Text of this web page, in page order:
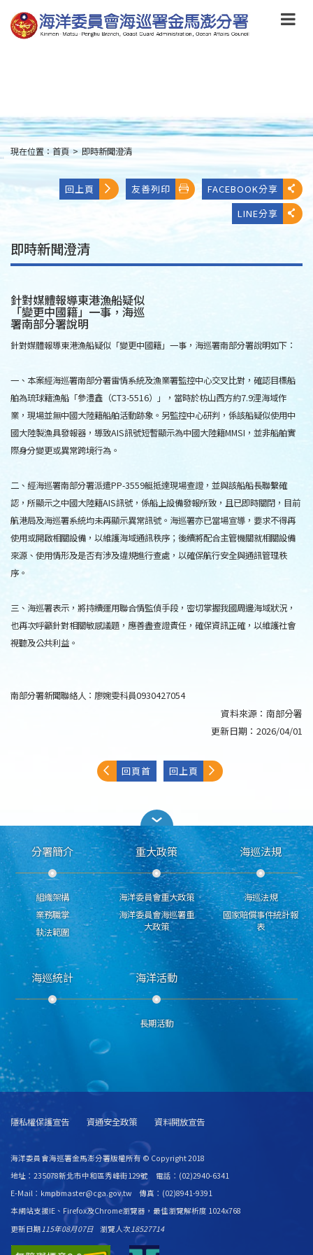
到
主
要
:::
現在位置：首頁 > 即時新聞澄清
回上頁 友善列印
FACEBOOK分享
LINE分享
即時新聞澄清
針對媒體報導東港漁船疑似
「變更中國籍」一事，海巡
署南部分署說明
針對媒體報導東港漁船疑似「變更中國籍」一事，海巡署南部分署說明如下：
一、本案經海巡署南部分署雷情系統及漁業署監控中心交叉比對，確認目標船
舶為琉球籍漁船「參澧鑫（CT3-5516）」，當時於枋山西方約7.9浬海域作
業，現場並無中國大陸籍船舶活動跡象。另監控中心研判，係該船疑似使用中
國大陸製漁具發報器，導致AIS訊號短暫顯示為中國大陸籍MMSI，並非船舶實
際身分變更或異常跨境行為。
二、經海巡署南部分署派遣PP-3559艇抵達現場查證，並與該船船長聯繫確
認，所顯示之中國大陸籍AIS訊號，係船上設備發報所致，且已即時關閉，目前
航港局及海巡署系統均未再顯示異常訊號。海巡署亦已當場宣導，要求不得再
使用或開啟相關設備，以維護海域通訊秩序；後續將配合主管機關就相關設備
來源、使用情形及是否有涉及違規進行查處，以確保航行安全與通訊管理秩
序。
三、海巡署表示，將持續運用聯合情監偵手段，密切掌握我國周邊海域狀況，
也再次呼籲針對相關敏感議題，應善盡查證責任，確保資訊正確，以維護社會
視聽及公共利益。
南部分署新聞聯絡人：廖婉雯科員0930427054
資料來源： 南部分署
更新日期： 2026/04/01
回頁首 回上頁
分署簡介
組織架構
業務職掌
執法範圍
重大政策
海洋委員會重大政策
海洋委員會海巡署重
大政策
海巡法規
海巡法規
國家賠償事件統計報
表
海巡統計 海洋活動
長期活動
隱私權保護宣告 資通安全政策 資料開放宣告
海洋委員會海巡署金馬澎分署版權所有 © Copyright 2018
地址：235078新北市中和區秀峰街129號 電話：(02)2940-6341
E-Mail：kmpbmaster@cga.gov.tw 傳真：(02)8941-9391
本網站支援IE、Firefox及Chrome瀏覽器，最佳瀏覽解析度 1024x768
更新日期115年08月07日 瀏覽人次18527714